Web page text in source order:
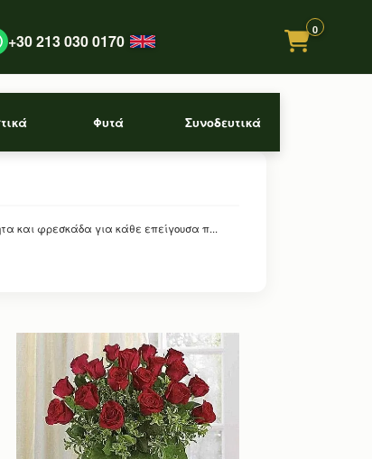
+30 213 030 0170
0
Φυτά Συνοδευτικά
και φρεσκάδα για κάθε επείγουσα π...